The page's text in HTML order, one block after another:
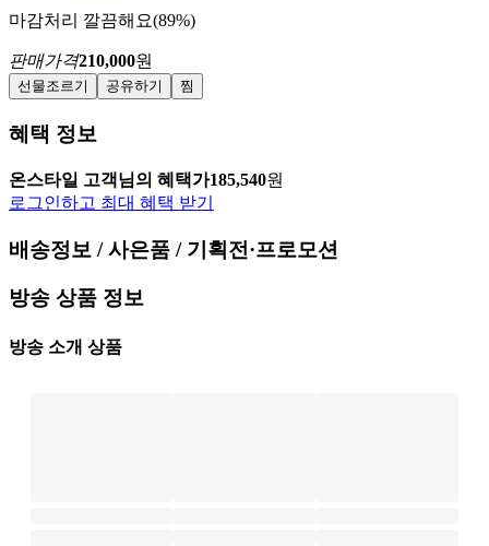
마감처리 깔끔해요(89%)
판매가격210,000원
선물조르기 공유하기 찜
혜택 정보
온스타일 고객님의 혜택가185,540원
로그인하고 최대 혜택 받기
배송정보 / 사은품 / 기획전·프로모션
방송 상품 정보
방송 소개 상품